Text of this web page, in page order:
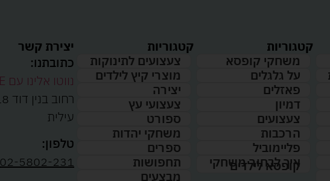
קטגוריות
משחקי קופסא
על גלגלים
פאזלים
דמיון
צעצועים
הרכבות
פליימוביל
איך לבחור משחקי
קופסא לילדים
קטגוריות
צעצועים לתינוקות
מוצרי קיץ לילדים
יצירה
צעצועי עץ
ספורט
משחקי יהדות
ספרים
תחפושות
מבצעים
יצירת קשר
כתובתנו:
נווטו אלינו עם WAZE
עילית
טלפון:
02-5802-231